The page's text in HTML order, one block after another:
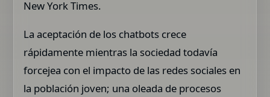
New York Times.
La aceptación de los chatbots crece
rápidamente mientras la sociedad todavía
forcejea con el impacto de las redes sociales en
la población joven; una oleada de procesos